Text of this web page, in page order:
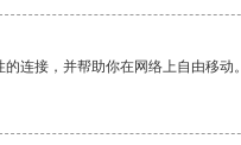
连接，并帮助你在网络上自由移动。